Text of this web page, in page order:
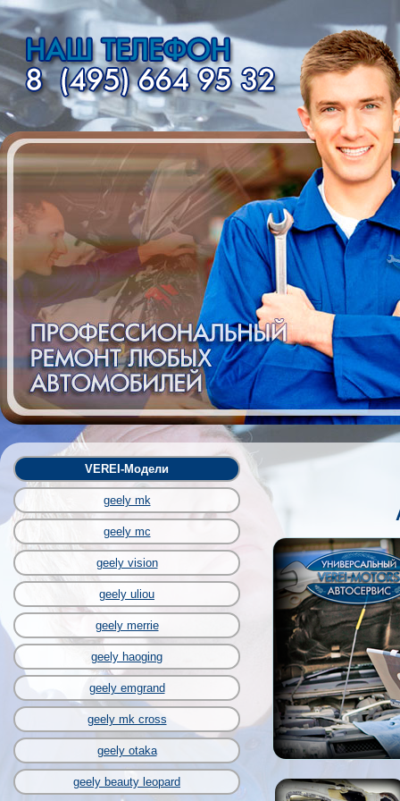
VEREI-Модели
geely mk
geely mc
geely vision
geely uliou
geely merrie
geely haoging
geely emgrand
geely mk cross
geely otaka
geely beauty leopard